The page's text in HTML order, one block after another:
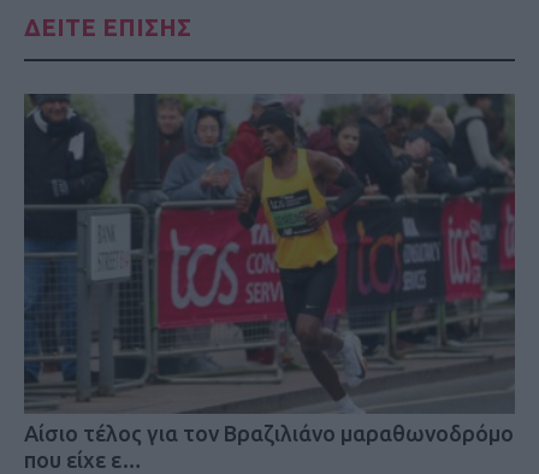
ΔΕΙΤΕ ΕΠΙΣΗΣ
Αίσιο τέλος για τον Βραζιλιάνο μαραθωνοδρόμο
που είχε ε…